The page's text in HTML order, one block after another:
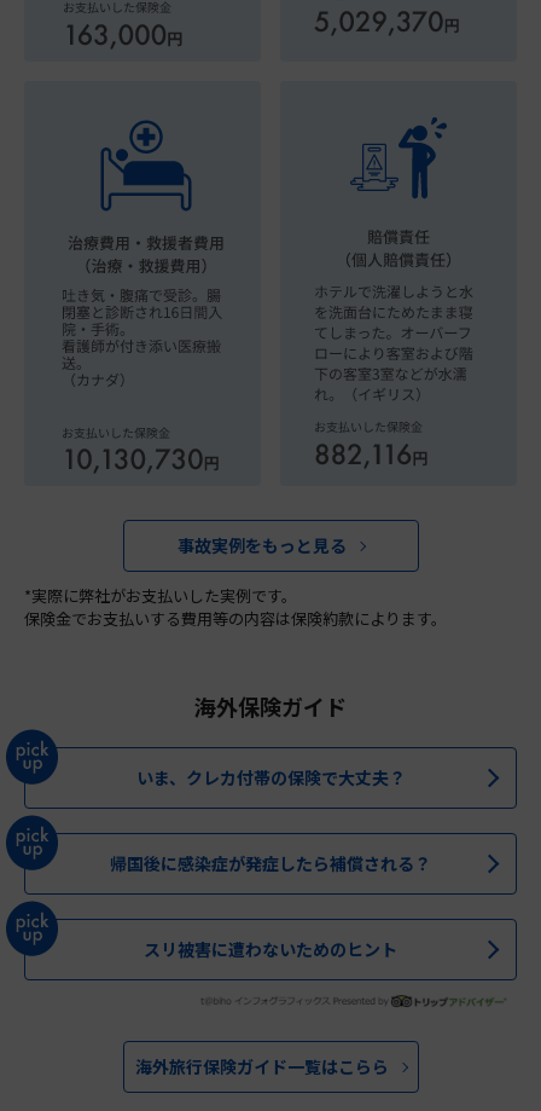
事故実例をもっと見る
*実際に弊社がお支払いした実例です。
保険金でお支払いする費用等の内容は保険約款によります。
海外保険ガイド
いま、クレカ付帯の保険で大丈夫？
帰国後に感染症が発症したら補償される？
スリ被害に遭わないためのヒント
海外旅行保険ガイド一覧はこらら